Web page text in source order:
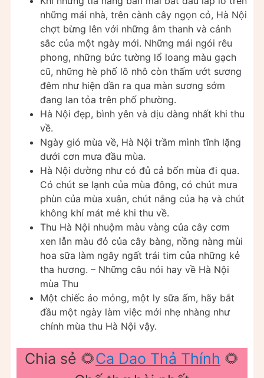
những mái nhà, trên cành cây ngọn cỏ, Hà Nội
chợt bừng lên với những âm thanh và cảnh
sắc của một ngày mới. Những mái ngói rêu
phong, những bức tường lổ loang màu gạch
cũ, những hè phố lô nhô còn thấm ướt sương
đêm như hiện dần ra qua màn sương sớm
đang lan tỏa trên phố phường.
Hà Nội đẹp, bình yên và dịu dàng nhất khi thu
về.
Ngày gió mùa về, Hà Nội trầm mình tĩnh lặng
dưới cơn mưa đầu mùa.
Hà Nội dường như có đủ cả bốn mùa đi qua.
Có chút se lạnh của mùa đông, có chút mưa
phùn của mùa xuân, chút nắng của hạ và chút
không khí mát mẻ khi thu về.
Thu Hà Nội nhuộm màu vàng của cây cơm
xen lẫn màu đỏ của cây bàng, nồng nàng mùi
hoa sữa làm ngây ngất trái tim của những kẻ
tha hương. – Những câu nói hay về Hà Nội
mùa Thu
Một chiếc áo mỏng, một ly sữa ấm, hãy bắt
đầu một ngày làm việc mới nhẹ nhàng như
chính mùa thu Hà Nội vậy.
Chia sẻ 🌻Ca Dao Thả Thính 🌻